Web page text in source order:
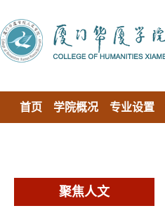
首页 学院概况 专业设置
聚焦人文